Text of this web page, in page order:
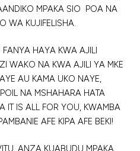
MPAKA SIO POA NA
WA KUJIFELISHA.
HAYA KWA AJILI
WAKO NA KWA AJILI YA MKE
AU KAMA UKO NAYE,
NA MSHAHARA HATA
IT IS ALL FOR YOU, KWAMBA
AFE KIPA AFE BEKI!
ANZA KUABUDU MPAKA